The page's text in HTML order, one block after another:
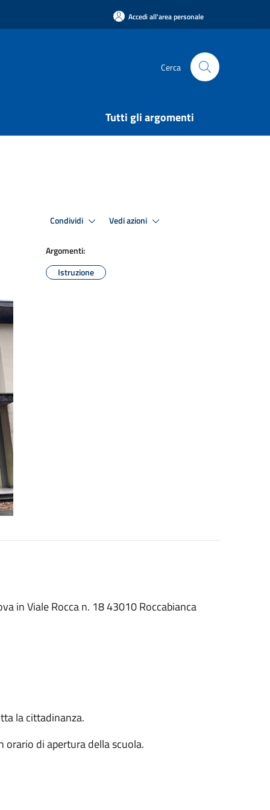
Accedi all'area personale
Cerca
Tutti gli argomenti
Condividi Vedi azioni
Argomenti:
Istruzione
in Viale Rocca n. 18 43010 Roccabianca
la cittadinanza.
orario di apertura della scuola.